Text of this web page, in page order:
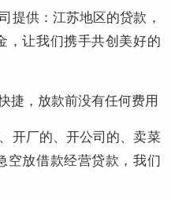
提供：江苏地区的贷款，
，让我们携手共创美好的
捷，放款前没有任何费用
开厂的、开公司的、卖菜
空放借款经营贷款，我们